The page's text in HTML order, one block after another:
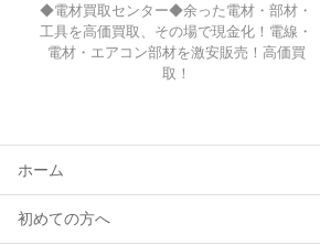
◆電材買取センター◆余った電材・部材・
工具を高価買取、その場で現金化！電線・
電材・エアコン部材を激安販売！高価買
取！
ホーム
初めての方へ